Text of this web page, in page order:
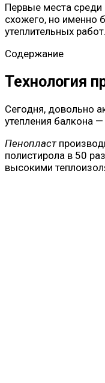
Первые места среди
схожего, но именно
утеплительных работ.
Содержание
Технология
Сегодня, довольно
утепления балкона
Пенопласт
полистирола в 50
высокими